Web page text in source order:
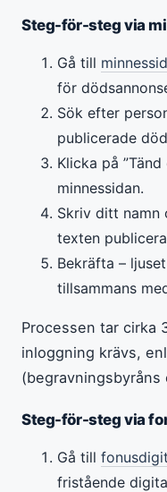
Steg-för-steg via
Gå till
för
Sök efter
publicerade
Klicka på
minnessidan.
Skriv ditt namn
texten
Bekräfta –
tillsammans
Processen tar cirka
inloggning krävs,
Steg-för-steg via
Gå till
fristående